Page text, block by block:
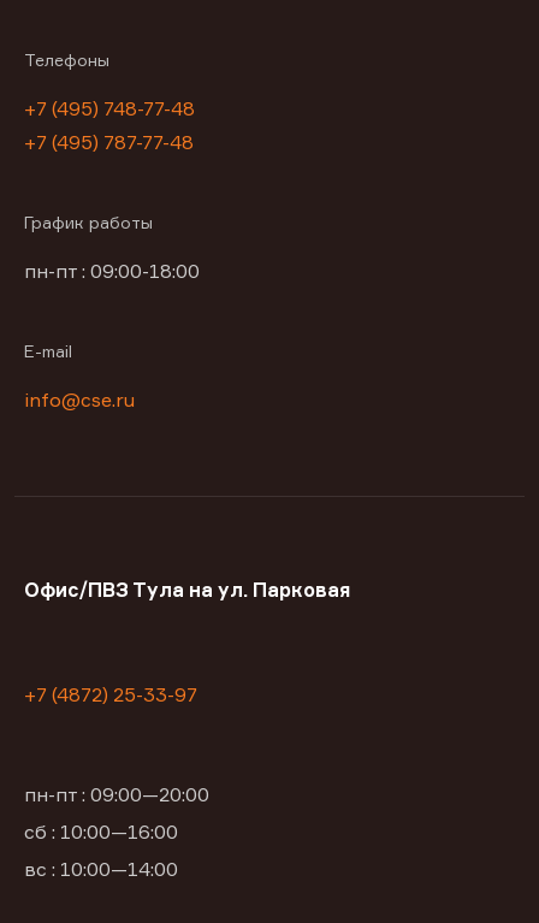
Телефоны
+7 (495) 748-77-48
+7 (495) 787-77-48
График работы
пн-пт : 09:00-18:00
E-mail
info@cse.ru
Офис/ПВЗ Тула на ул. Парковая
+7 (4872) 25-33-97
пн-пт : 09:00—20:00
сб : 10:00—16:00
вс : 10:00—14:00